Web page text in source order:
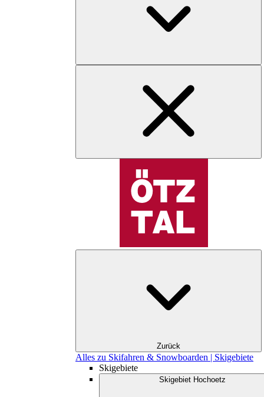
Zurück
Alles zu Skifahren & Snowboarden | Skigebiete
Skigebiete
Skigebiet Hochoetz